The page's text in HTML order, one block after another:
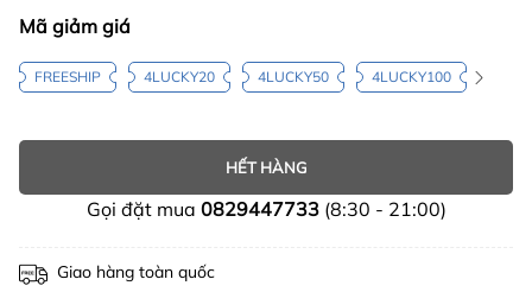
Mã giảm giá
FREESHIP 4LUCKY20 4LUCKY50 4LUCKY100
HẾT HÀNG
Gọi đặt mua 0829447733(8:30 - 21:00)
Giao hàng toàn quốc